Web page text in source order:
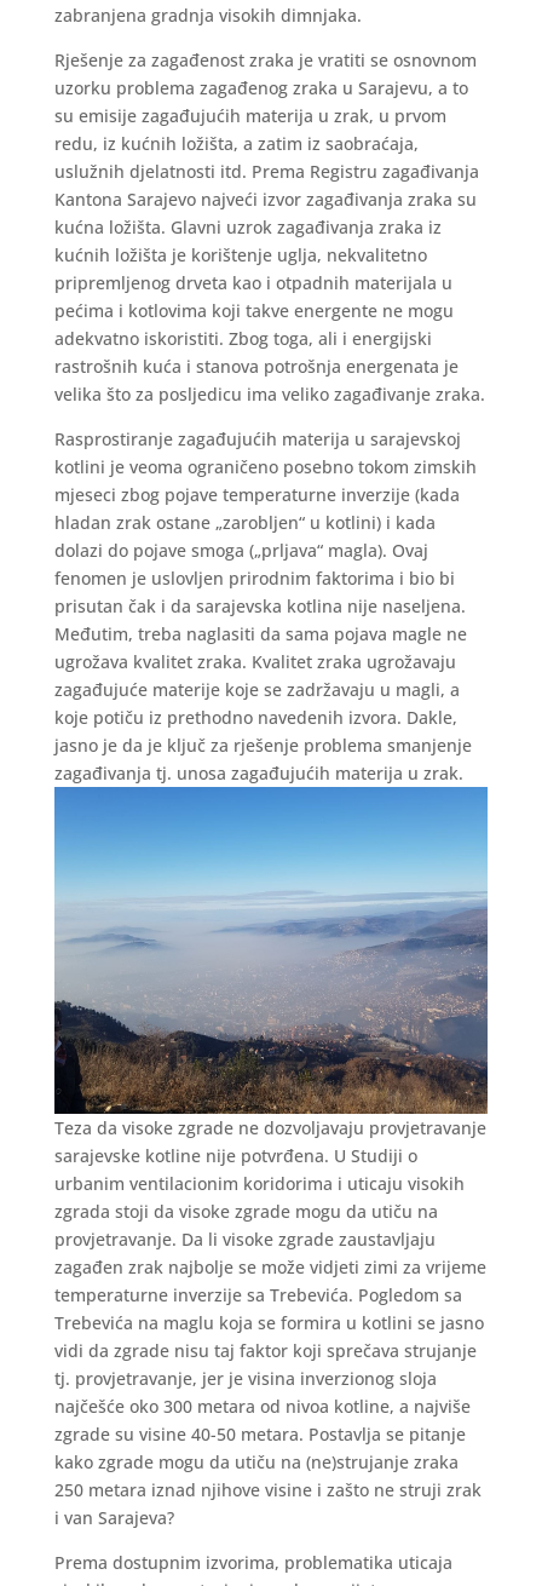
zabranjena gradnja visokih dimnjaka.
Rješenje za zagađenost zraka je vratiti se osnovnom
uzorku problema zagađenog zraka u Sarajevu, a to
su emisije zagađujućih materija u zrak, u prvom
redu, iz kućnih ložišta, a zatim iz saobraćaja,
uslužnih djelatnosti itd. Prema Registru zagađivanja
Kantona Sarajevo najveći izvor zagađivanja zraka su
kućna ložišta. Glavni uzrok zagađivanja zraka iz
kućnih ložišta je korištenje uglja, nekvalitetno
pripremljenog drveta kao i otpadnih materijala u
pećima i kotlovima koji takve energente ne mogu
adekvatno iskoristiti. Zbog toga, ali i energijski
rastrošnih kuća i stanova potrošnja energenata je
velika što za posljedicu ima veliko zagađivanje zraka.
Rasprostiranje zagađujućih materija u sarajevskoj
kotlini je veoma ograničeno posebno tokom zimskih
mjeseci zbog pojave temperaturne inverzije (kada
hladan zrak ostane „zarobljen“ u kotlini) i kada
dolazi do pojave smoga („prljava“ magla). Ovaj
fenomen je uslovljen prirodnim faktorima i bio bi
prisutan čak i da sarajevska kotlina nije naseljena.
Međutim, treba naglasiti da sama pojava magle ne
ugrožava kvalitet zraka. Kvalitet zraka ugrožavaju
zagađujuće materije koje se zadržavaju u magli, a
koje potiču iz prethodno navedenih izvora. Dakle,
jasno je da je ključ za rješenje problema smanjenje
zagađivanja tj. unosa zagađujućih materija u zrak.
Teza da visoke zgrade ne dozvoljavaju provjetravanje
sarajevske kotline nije potvrđena. U Studiji o
urbanim ventilacionim koridorima i uticaju visokih
zgrada stoji da visoke zgrade mogu da utiču na
provjetravanje. Da li visoke zgrade zaustavljaju
zagađen zrak najbolje se može vidjeti zimi za vrijeme
temperaturne inverzije sa Trebevića. Pogledom sa
Trebevića na maglu koja se formira u kotlini se jasno
vidi da zgrade nisu taj faktor koji sprečava strujanje
tj. provjetravanje, jer je visina inverzionog sloja
najčešće oko 300 metara od nivoa kotline, a najviše
zgrade su visine 40-50 metara. Postavlja se pitanje
kako zgrade mogu da utiču na (ne)strujanje zraka
250 metara iznad njihove visine i zašto ne struji zrak
i van Sarajeva?
Prema dostupnim izvorima, problematika uticaja